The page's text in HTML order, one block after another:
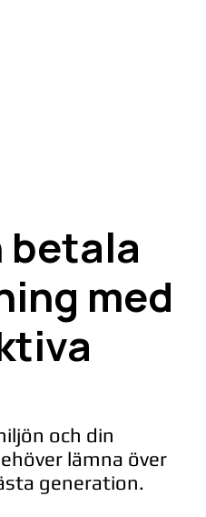
betala
med
och din
lämna över
generation.